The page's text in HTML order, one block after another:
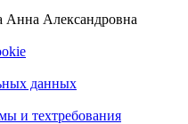
Анна Александровна
данных
и техтребования